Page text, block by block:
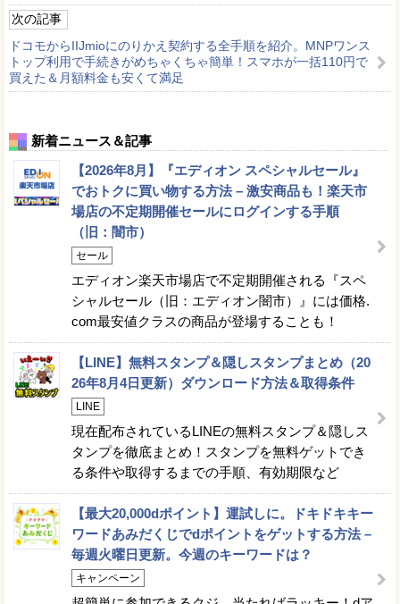
次の記事
ドコモからIIJmioにのりかえ契約する全手順を紹介。MNPワンス
トップ利用で手続きがめちゃくちゃ簡単！スマホが一括110円で
買えた＆月額料金も安くて満足
新着ニュース＆記事
【2026年8月】『エディオン スペシャルセール』
でおトクに買い物する方法 – 激安商品も！楽天市
場店の不定期開催セールにログインする手順
（旧：闇市）
セール
エディオン楽天市場店で不定期開催される『スペ
シャルセール（旧：エディオン闇市）』には価格.
com最安値クラスの商品が登場することも！
【LINE】無料スタンプ＆隠しスタンプまとめ（20
26年8月4日更新）ダウンロード方法＆取得条件
LINE
現在配布されているLINEの無料スタンプ＆隠しス
タンプを徹底まとめ！スタンプを無料ゲットでき
る条件や取得するまでの手順、有効期限など
【最大20,000dポイント】運試しに。ドキドキキー
ワードあみだくじでdポイントをゲットする方法 –
毎週火曜日更新。今週のキーワードは？
キャンペーン